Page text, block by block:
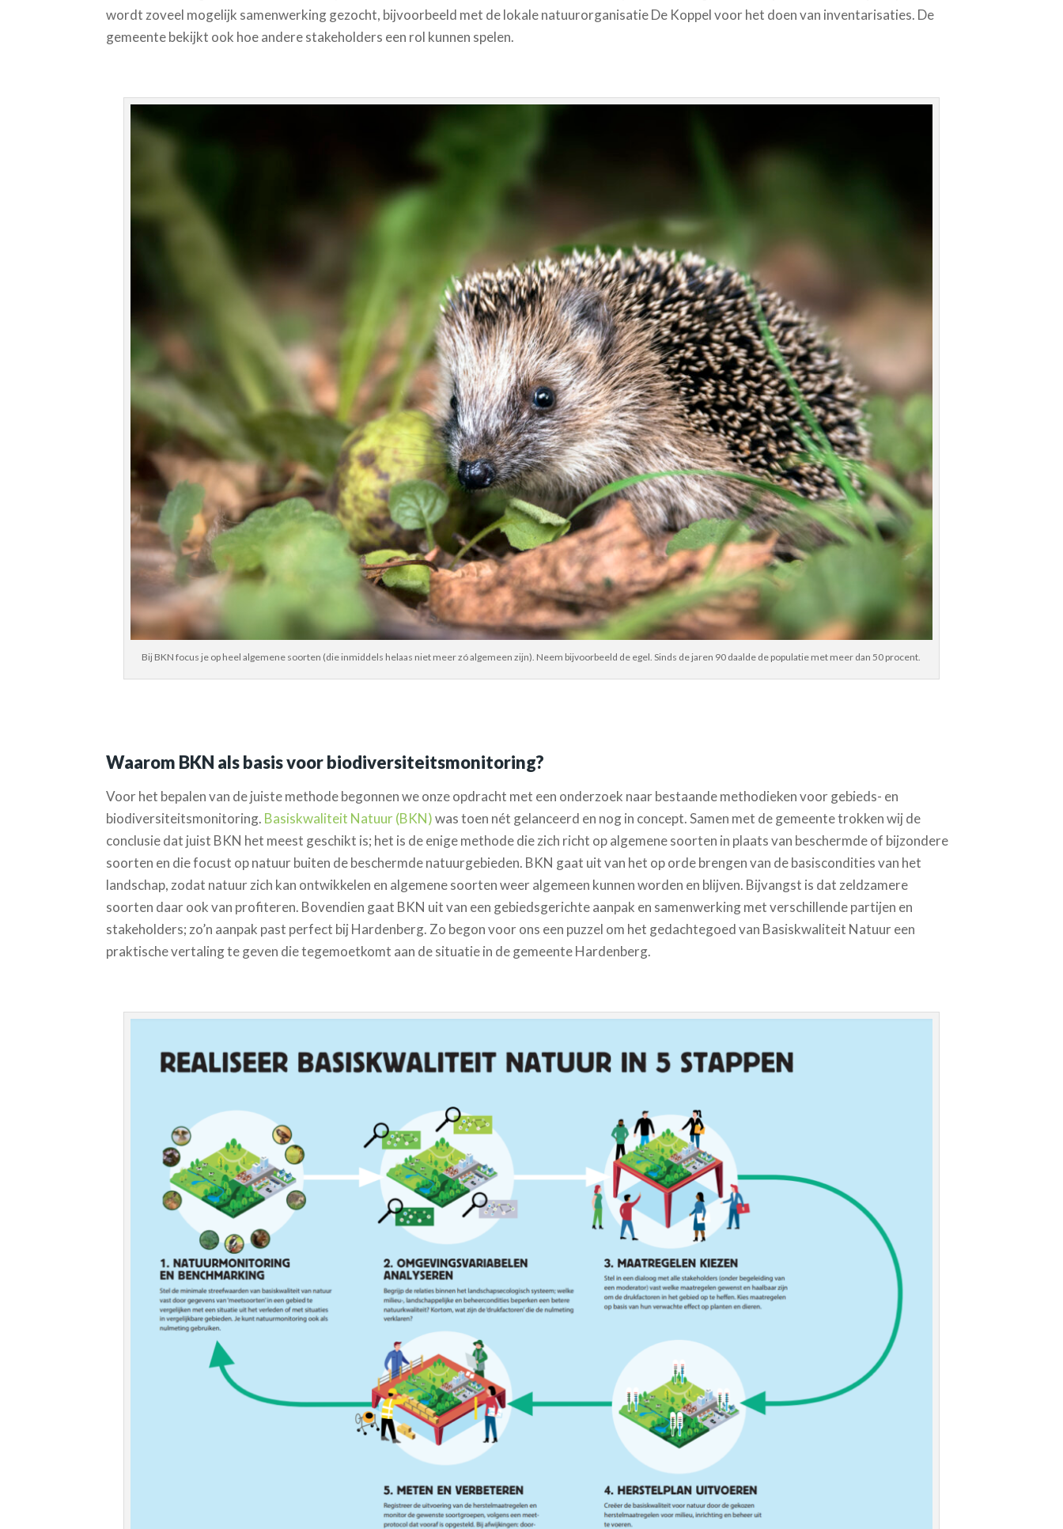
wordt zoveel mogelijk samenwerking gezocht, bijvoorbeeld met de lokale natuurorganisatie De Koppel voor het doen van inventarisaties. De
gemeente bekijkt ook hoe andere stakeholders een rol kunnen spelen.
Bij BKN focus je op heel algemene soorten (die inmiddels helaas niet meer zó algemeen zijn). Neem bijvoorbeeld de egel. Sinds de jaren 90 daalde de populatie met meer dan 50 procent.
Waarom BKN als basis voor biodiversiteitsmonitoring?
Voor het bepalen van de juiste methode begonnen we onze opdracht met een onderzoek naar bestaande methodieken voor gebieds- en
biodiversiteitsmonitoring. Basiskwaliteit Natuur (BKN)was toen nét gelanceerd en nog in concept. Samen met de gemeente trokken wij de
conclusie dat juist BKN het meest geschikt is; het is de enige methode die zich richt op algemene soorten in plaats van beschermde of bijzondere
soorten en die focust op natuur buiten de beschermde natuurgebieden. BKN gaat uit van het op orde brengen van de basiscondities van het
landschap, zodat natuur zich kan ontwikkelen en algemene soorten weer algemeen kunnen worden en blijven. Bijvangst is dat zeldzamere
soorten daar ook van profiteren. Bovendien gaat BKN uit van een gebiedsgerichte aanpak en samenwerking met verschillende partijen en
stakeholders; zo’n aanpak past perfect bij Hardenberg. Zo begon voor ons een puzzel om het gedachtegoed van Basiskwaliteit Natuur een
praktische vertaling te geven die tegemoetkomt aan de situatie in de gemeente Hardenberg.